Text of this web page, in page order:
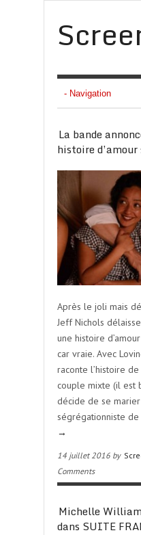
La bande
histoire
Après le joli mais
Jeff Nichols
une histoire
car vraie. Avec
raconte l’histoire
couple mixte (il est
décide de se marier
ségrégationniste
→
14 juillet 2016 by
Comments
Michelle
dans SUITE